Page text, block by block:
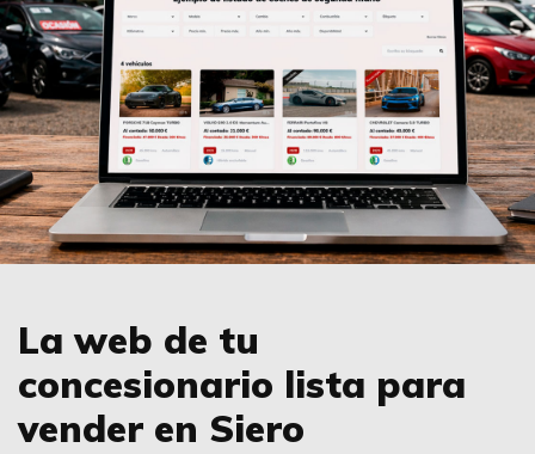
La web de tu
concesionario lista para
vender en Siero